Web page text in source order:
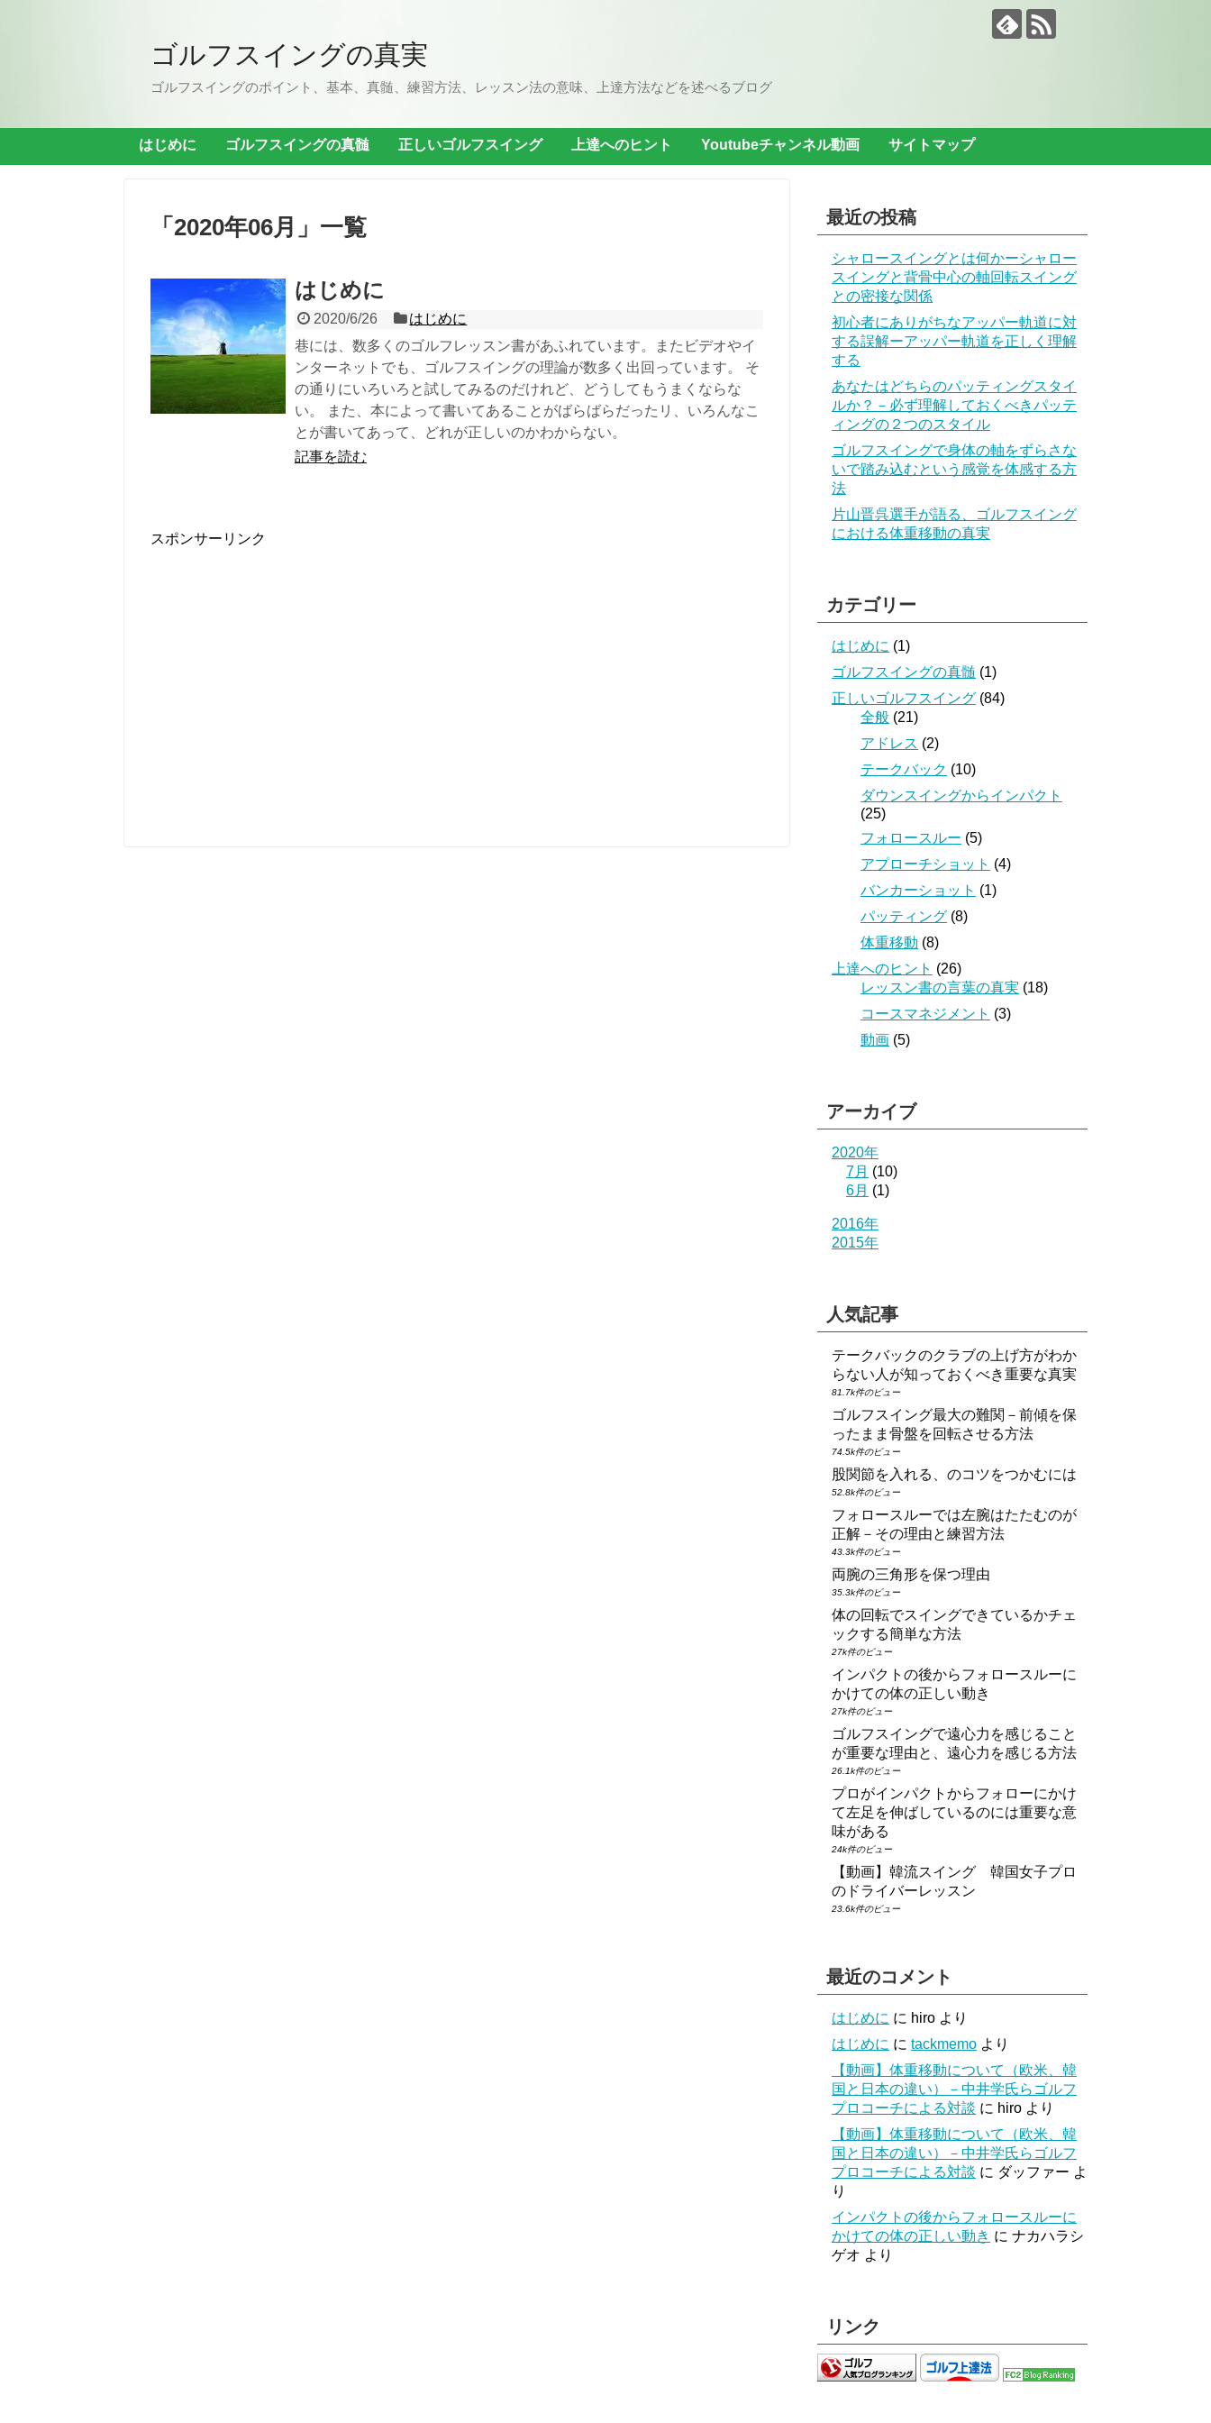
ゴルフスイングの真実
ゴルフスイングのポイント、基本、真髄、練習方法、レッスン法の意味、上達方法などを述べるブログ
はじめに ゴルフスイングの真髄 正しいゴルフスイング 上達へのヒント Youtubeチャンネル動画 サイトマップ
「 2020年06月 」 一覧
はじめに
2020/6/26
はじめに
巷には、数多くのゴルフレッスン書があふれています。またビデオやイ
ンターネットでも、ゴルフスイングの理論が数多く出回っています。 そ
の通りにいろいろと試してみるのだけれど、どうしてもうまくならな
い。 また、本によって書いてあることがばらばらだったリ、いろんなこ
とが書いてあって、どれが正しいのかわからない。
記事を読む
スポンサーリンク
最近の投稿
シャロースイングとは何かーシャロー
スイングと背骨中心の軸回転スイング
との密接な関係
初心者にありがちなアッパー軌道に対
する誤解ーアッパー軌道を正しく理解
する
あなたはどちらのパッティングスタイ
ルか？－必ず理解しておくべきパッテ
ィングの２つのスタイル
ゴルフスイングで身体の軸をずらさな
いで踏み込むという感覚を体感する方
法
片山晋呉選手が語る、ゴルフスイング
における体重移動の真実
カテゴリー
はじめに (1)
ゴルフスイングの真髄 (1)
正しいゴルフスイング (84)
全般 (21)
アドレス (2)
テークバック (10)
ダウンスイングからインパクト
(25)
フォロースルー (5)
アプローチショット (4)
バンカーショット (1)
パッティング (8)
体重移動 (8)
上達へのヒント (26)
レッスン書の言葉の真実 (18)
コースマネジメント (3)
動画 (5)
アーカイブ
2020年
7月 (10)
6月 (1)
2016年
2015年
人気記事
テークバックのクラブの上げ方がわか
らない人が知っておくべき重要な真実
81.7k件のビュー
ゴルフスイング最大の難関－前傾を保
ったまま骨盤を回転させる方法
74.5k件のビュー
股関節を入れる、のコツをつかむには
52.8k件のビュー
フォロースルーでは左腕はたたむのが
正解－その理由と練習方法
43.3k件のビュー
両腕の三角形を保つ理由
35.3k件のビュー
体の回転でスイングできているかチェ
ックする簡単な方法
27k件のビュー
インパクトの後からフォロースルーに
かけての体の正しい動き
27k件のビュー
ゴルフスイングで遠心力を感じること
が重要な理由と、遠心力を感じる方法
26.1k件のビュー
プロがインパクトからフォローにかけ
て左足を伸ばしているのには重要な意
味がある
24k件のビュー
【動画】韓流スイング 韓国女子プロ
のドライバーレッスン
23.6k件のビュー
最近のコメント
はじめに に hiro より
はじめに に tackmemo より
【動画】体重移動について（欧米、韓
国と日本の違い）－中井学氏らゴルフ
プロコーチによる対談 に hiro より
【動画】体重移動について（欧米、韓
国と日本の違い）－中井学氏らゴルフ
プロコーチによる対談 に ダッファー よ
り
インパクトの後からフォロースルーに
かけての体の正しい動き に ナカハラシ
ゲオ より
リンク